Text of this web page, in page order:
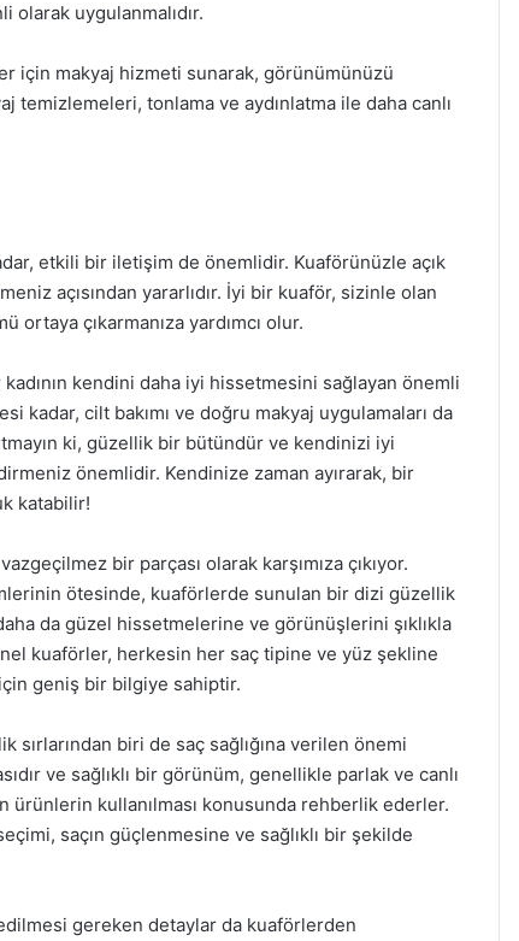
olarak uygulanmalıdır.
için makyaj hizmeti sunarak, görünümünüzü
temizlemeleri, tonlama ve aydınlatma ile daha canlı
etkili bir iletişim de önemlidir. Kuaförünüzle açık
açısından yararlıdır. İyi bir kuaför, sizinle olan
çıkarmanıza yardımcı olur.
kendini daha iyi hissetmesini sağlayan önemli
kadar, cilt bakımı ve doğru makyaj uygulamaları da
ki, güzellik bir bütündür ve kendinizi iyi
önemlidir. Kendinize zaman ayırarak, bir
katabilir!
bir parçası olarak karşımıza çıkıyor.
ötesinde, kuaförlerde sunulan bir dizi güzellik
da güzel hissetmelerine ve görünüşlerini şıklıkla
kuaförler, herkesin her saç tipine ve yüz şekline
geniş bir bilgiye sahiptir.
biri de saç sağlığına verilen önemi
ve sağlıklı bir görünüm, genellikle parlak ve canlı
kullanılması konusunda rehberlik ederler.
saçın güçlenmesine ve sağlıklı bir şekilde
edilmesi gereken detaylar da kuaförlerden